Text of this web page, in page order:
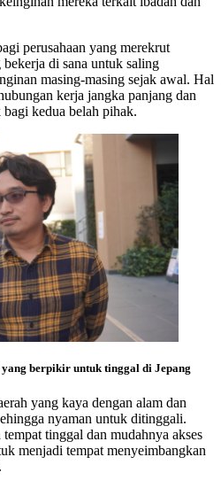
perusahaan yang merekrut
di sana untuk saling
masing-masing sejak awal. Hal
kerja jangka panjang dan
kedua belah pihak.
berpikir untuk tinggal di Jepang
yang kaya dengan alam dan
nyaman untuk ditinggali.
tinggal dan mudahnya akses
menjadi tempat menyeimbangkan